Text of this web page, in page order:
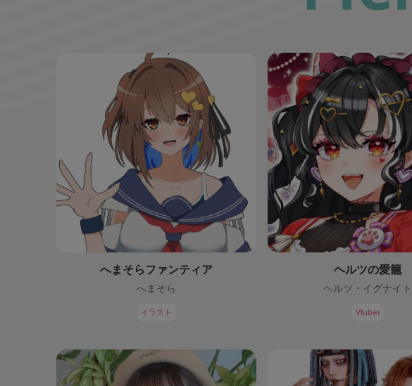
へまそらファンティア
へまそら
イラスト
ヘルツの愛籠
ヘルツ・イグナイト
Vtuber